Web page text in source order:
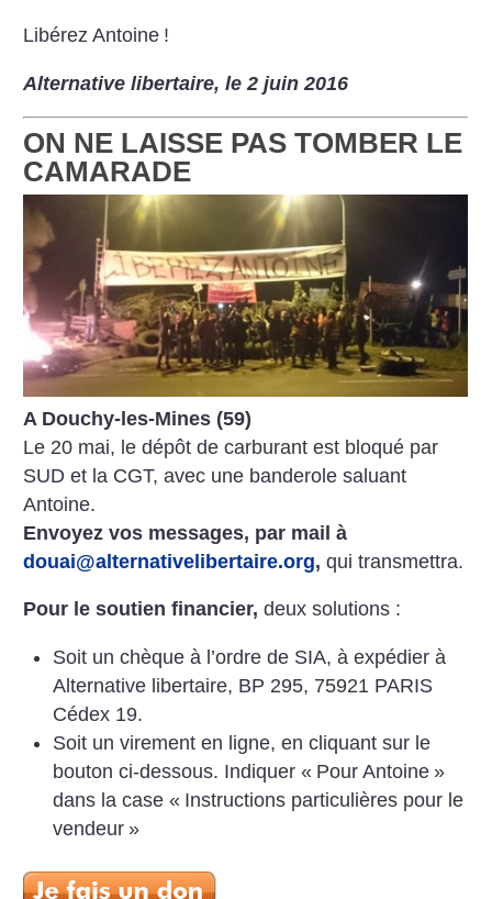
Libérez Antoine !
Alternative libertaire, le 2 juin 2016
ON NE LAISSE PAS TOMBER LE
CAMARADE
A Douchy-les-Mines (59)
Le 20 mai, le dépôt de carburant est bloqué par
SUD et la CGT, avec une banderole saluant
Antoine.
Envoyez vos messages, par mail à
douai@alternativelibertaire.org, qui transmettra.
Pour le soutien financier, deux solutions :
Soit un chèque à l’ordre de SIA, à expédier à
Alternative libertaire, BP 295, 75921 PARIS
Cédex 19.
Soit un virement en ligne, en cliquant sur le
bouton ci-dessous. Indiquer « Pour Antoine »
dans la case « Instructions particulières pour le
vendeur »